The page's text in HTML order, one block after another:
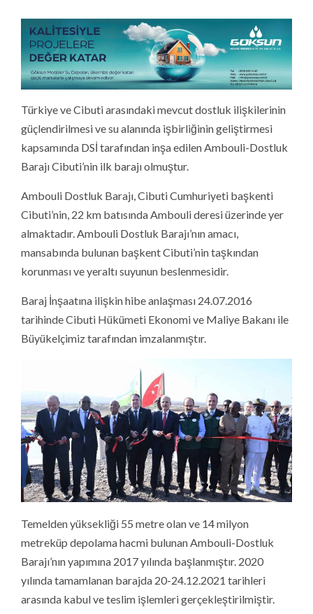
Türkiye ve Cibuti arasındaki mevcut dostluk ilişkilerinin
güçlendirilmesi ve su alanında işbirliğinin geliştirmesi
kapsamında DSİ tarafından inşa edilen Ambouli-Dostluk
Barajı Cibuti’nin ilk barajı olmuştur.
Ambouli Dostluk Barajı, Cibuti Cumhuriyeti başkenti
Cibuti’nin, 22 km batısında Ambouli deresi üzerinde yer
almaktadır. Ambouli Dostluk Barajı’nın amacı,
mansabında bulunan başkent Cibuti’nin taşkından
korunması ve yeraltı suyunun beslenmesidir.
Baraj İnşaatına ilişkin hibe anlaşması 24.07.2016
tarihinde Cibuti Hükümeti Ekonomi ve Maliye Bakanı ile
Büyükelçimiz tarafından imzalanmıştır.
Temelden yüksekliği 55 metre olan ve 14 milyon
metreküp depolama hacmi bulunan Ambouli-Dostluk
Barajı’nın yapımına 2017 yılında başlanmıştır. 2020
yılında tamamlanan barajda 20-24.12.2021 tarihleri
arasında kabul ve teslim işlemleri gerçekleştirilmiştir.